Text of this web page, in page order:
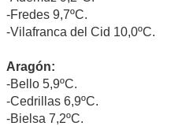
-Fredes 9,7ºC.
-Vilafranca del Cid 10,0ºC.
Aragón:
-Bello 5,9ºC.
-Cedrillas 6,9ºC.
-Bielsa 7,2ºC.